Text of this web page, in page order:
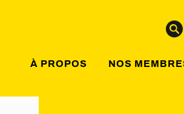
À PROPOS NOS